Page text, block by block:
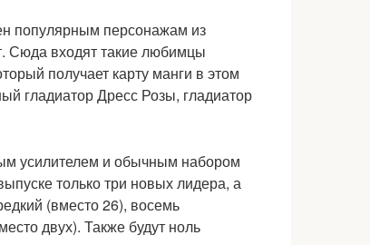
популярным персонажам из
Сюда входят такие любимцы
получает карту манги в этом
гладиатор Дресс Розы, гладиатор
усилителем и обычным набором
только три новых лидера, а
(вместо 26), восемь
двух). Также будут ноль⁠